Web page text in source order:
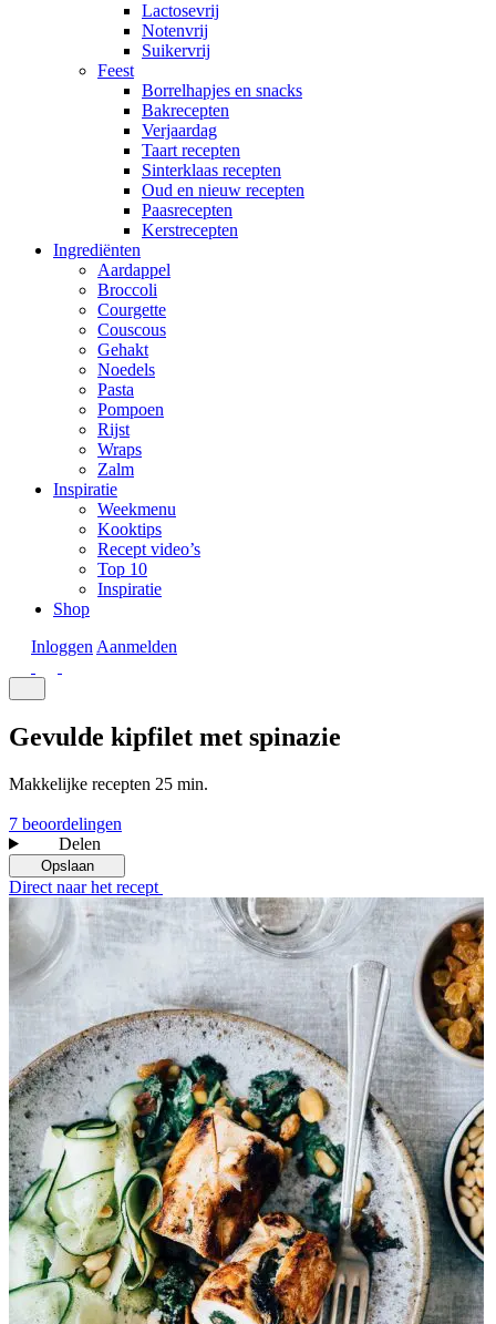
Lactosevrij
Notenvrij
Suikervrij
Feest
Borrelhapjes en snacks
Bakrecepten
Verjaardag
Taart recepten
Sinterklaas recepten
Oud en nieuw recepten
Paasrecepten
Kerstrecepten
Ingrediënten
Aardappel
Broccoli
Courgette
Couscous
Gehakt
Noedels
Pasta
Pompoen
Rijst
Wraps
Zalm
Inspiratie
Weekmenu
Kooktips
Recept video’s
Top 10
Inspiratie
Shop
Inloggen Aanmelden
Gevulde kipfilet met spinazie
Makkelijke recepten 25 min.
7 beoordelingen
Delen
Opslaan
Direct naar het recept